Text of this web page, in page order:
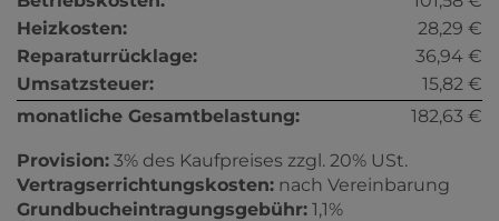
Heizkosten:
28,29 €
Reparaturrücklage:
36,94 €
Umsatzsteuer:
15,82 €
monatliche Gesamtbelastung:
182,63 €
Provision: 3% des Kaufpreises zzgl. 20% USt.
Vertragserrichtungskosten: nach Vereinbarung
Grundbucheintragungsgebühr: 1,1%